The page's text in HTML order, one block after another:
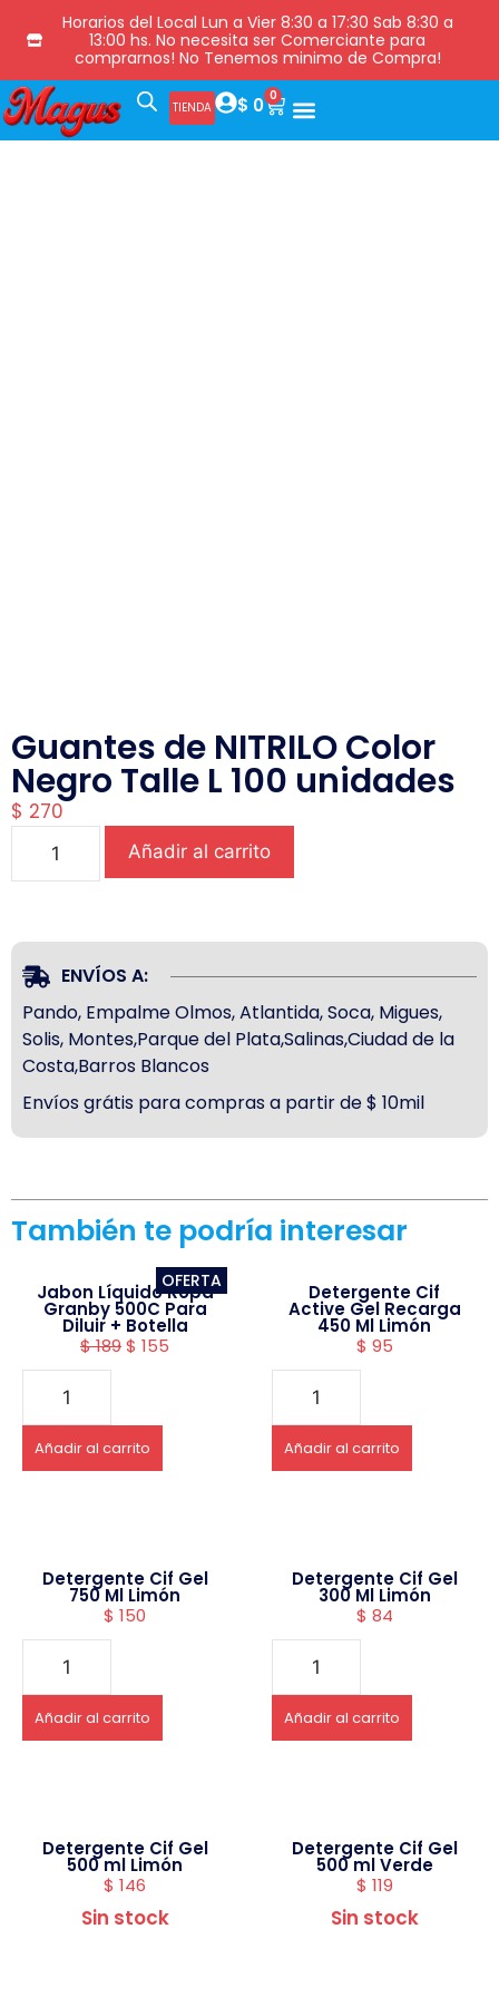
Horarios del Local Lun a Vier 8:30 a 17:30 Sab 8:30 a
13:00 hs. No necesita ser Comerciante para
comprarnos! No Tenemos minimo de Compra!
TIENDA $ 0 0
Guantes de NITRILO Color
Negro Talle L 100 unidades
$ 270
Añadir al carrito
ENVÍOS A:
Pando, Empalme Olmos, Atlantida, Soca, Migues,
Solis, Montes,Parque del Plata,Salinas,Ciudad de la
Costa,Barros Blancos
Envíos grátis para compras a partir de $ 10mil
También te podría interesar
OFERTA
Jabon Líquido Ropa
Granby 500C Para
Diluir + Botella
$189$ 155
Añadir al carrito
Detergente Cif
Active Gel Recarga
450 Ml Limón
$ 95
Añadir al carrito
Detergente Cif Gel
750 Ml Limón
$ 150
Añadir al carrito
Detergente Cif Gel
300 Ml Limón
$ 84
Añadir al carrito
Detergente Cif Gel
500 ml Limón
$ 146
Sin stock
Detergente Cif Gel
500 ml Verde
$ 119
Sin stock